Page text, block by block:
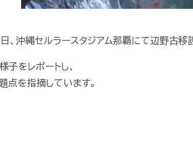
日、沖縄セルラースタジアム那覇にて辺野古
子をレポートし、
点を指摘しています。